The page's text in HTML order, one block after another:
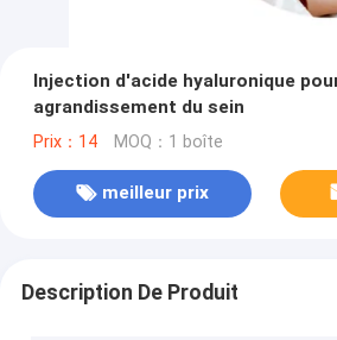
Injection d'acide hyaluronique
agrandissement du sein
Prix：14 MOQ：1 boîte
meilleur prix
Description De Produit